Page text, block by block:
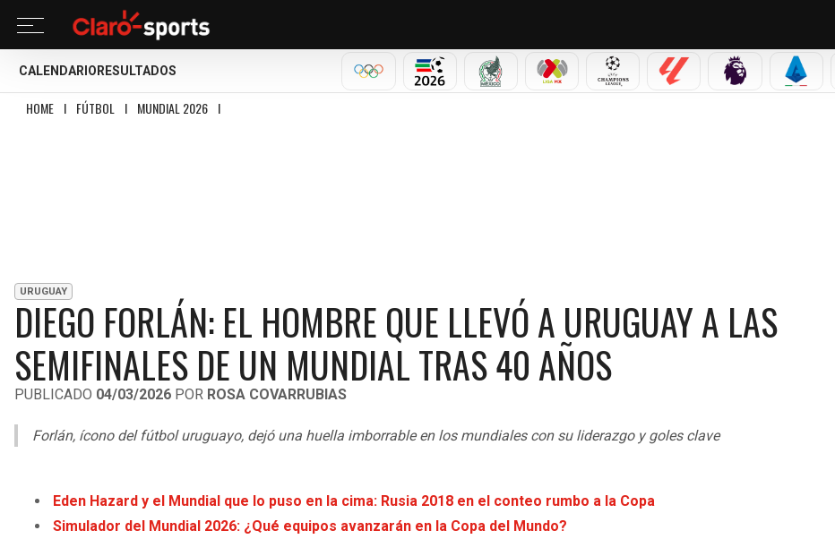
CALENDARIO RESULTADOS
MILANO CORTINA 2026
MUNDIAL 2026SELECCIÓN MEXICANA
LIGA MX CHAMPIONS LEAGUE
LALIGA PREMIER LEAGUE
SERIE A
HOME I FÚTBOL I MUNDIAL 2026 I
URUGUAY
DIEGO FORLÁN: EL HOMBRE QUE LLEVÓ A URUGUAY A LAS
SEMIFINALES DE UN MUNDIAL TRAS 40 AÑOS
PUBLICADO 04/03/2026 POR ROSA COVARRUBIAS
Forlán, ícono del fútbol uruguayo, dejó una huella imborrable en los mundiales con su liderazgo y goles clave
Eden Hazard y el Mundial que lo puso en la cima: Rusia 2018 en el conteo rumbo a la Copa
Simulador del Mundial 2026: ¿Qué equipos avanzarán en la Copa del Mundo?